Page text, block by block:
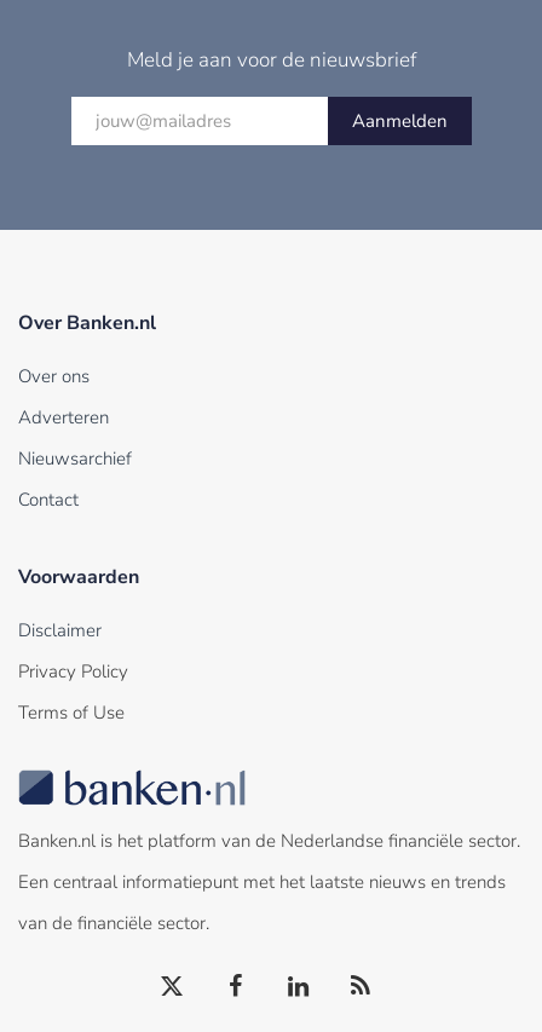
Meld je aan voor de nieuwsbrief
Aanmelden
Over Banken.nl
Over ons
Adverteren
Nieuwsarchief
Contact
Voorwaarden
Disclaimer
Privacy Policy
Terms of Use
Banken.nl is het platform van de Nederlandse financiële sector.
Een centraal informatiepunt met het laatste nieuws en trends
van de financiële sector.